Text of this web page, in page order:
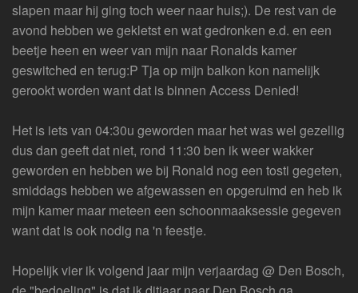
slapen maar hij ging toch weer naar huis;). De rest van de
avond hebben we gekletst en wat gedronken e.d. en een
beetje heen en weer van mijn naar Ronalds kamer
geswitched en terug:P Tja op mijn balkon kon namelijk
gerookt worden want dat is binnen Access Denied!
Het is iets van 04:30u geworden maar het was wel gezellig
dus dan geeft dat niet, rond 11:30 ben ik weer wakker
geworden en hebben we bij Ronald nog een tosti gegeten,
smiddags hebben we afgewassen en opgeruimd en heb ik
mijn kamer maar meteen een schoonmaaksessie gegeven
want dat is ook nodig na 'n feestje.
Hopelijk vier ik volgend jaar mijn verjaardag @ Den Bosch,